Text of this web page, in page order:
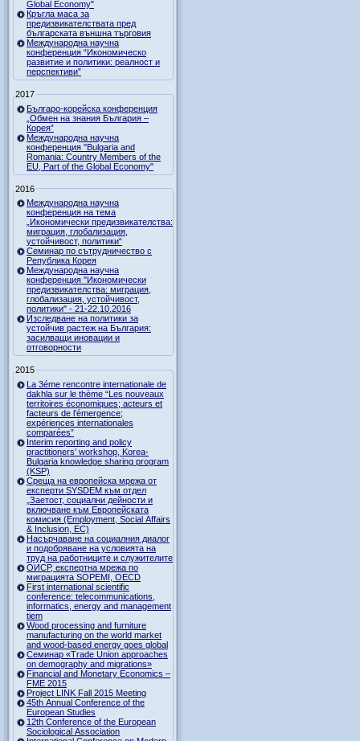
Global Economy"
Кръгла маса за
предизвикателствата пред
българската външна търговия
Международна научна
конференция “Икономическо
развитие и политики: реалност и
перспективи”
2017
Българо-корейска конференция
„Обмен на знания България –
Корея”
Международна научна
конференция "Bulgaria and
Romania: Country Members of the
EU, Part of the Global Economy"
2016
Международна научна
конференция на тема
„Икономически предизвикателства:
миграция, глобализация,
устойчивост, политики“
Семинар по сътрудничество с
Република Корея
Международна научна
конференция "Икономически
предизвикателства: миграция,
глобализация, устойчивост,
политики" - 21-22.10.2016
Изследване на политики за
устойчив растеж на България:
засилващи иновации и
отговорности
2015
La 3éme rencontre internationale de
dakhla sur le thème “Les nouveaux
territoires économiques; acteurs et
facteurs de l’émergence;
expériences internationales
comparées”
Interim reporting and policy
practitioners’ workshop, Korea-
Bulgaria knowledge sharing program
(KSP)
Среща на европейска мрежа от
експерти SYSDEM към отдел
„Заетост, социални дейности и
включване към Европейската
комисия (Employment, Social Affairs
& Inclusion, ЕС)
Насърчаване на социалния диалог
и подобряване на условията на
труд на работниците и служителите
ОИСР, експертна мрежа по
миграцията SOPEMI, OECD
First international scientific
conference: telecommunications,
informatics, energy and management
tiem
Wood processing and furniture
manufacturing on the world market
and wood-based energy goes global
Семинар «Trade Union approaches
on demography and migrations»
Financial and Monetary Economics –
FME 2015
Project LINK Fall 2015 Meeting
45th Annual Conference of the
European Studies
12th Conference of the European
Sociological Association